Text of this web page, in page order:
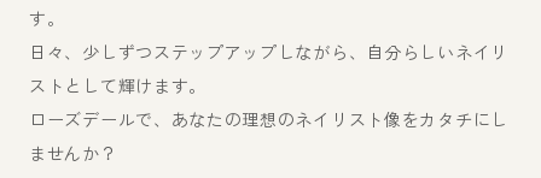
TOP
スクールについて
講師紹介
す。
日々、少しずつステップアップしながら、自分らしいネイリ
ストとして輝けます。
ローズデールで、あなたの理想のネイリスト像をカタチにし
ませんか？